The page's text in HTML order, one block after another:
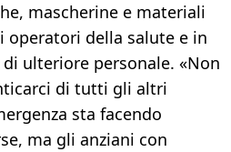
mascherine e materiali
operatori della salute e in
di ulteriore personale. «Non
di tutti gli altri
sta facendo
ma gli anziani con